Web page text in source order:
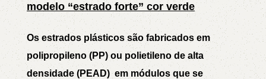
modelo “estrado forte” cor verde
Osestrados plásticos são fabricados em
polipropileno (PP) ou polietileno de alta
densidade (PEAD) em módulos que se